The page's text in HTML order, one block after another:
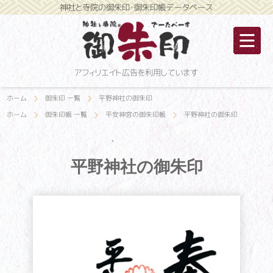
神社と寺院の御朱印・御朱印帳データベース
アフィリエイト広告を利用しています
ホーム 御朱印 一覧
平野神社の御朱印
ホーム
御朱印帳 一覧 平安神宮の御朱印帳 平野神社の御朱印
平野神社の御朱印